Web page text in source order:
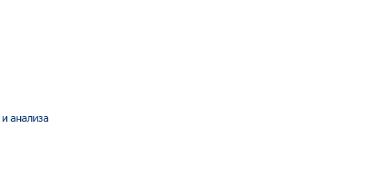
анализа